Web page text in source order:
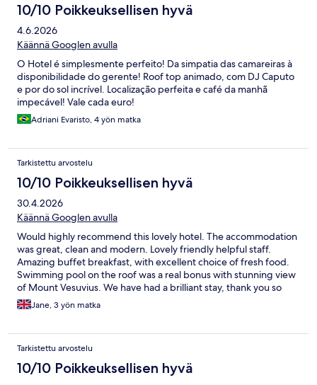
10/10 Poikkeuksellisen hyvä
4.6.2026
Käännä Googlen avulla
O Hotel é simplesmente perfeito! Da simpatia das camareiras à
disponibilidade do gerente! Roof top animado, com DJ Caputo
e por do sol incrível. Localização perfeita e café da manhã
impecável! Vale cada euro!
Adriani Evaristo, 4 yön matka
Tarkistettu arvostelu
10/10 Poikkeuksellisen hyvä
30.4.2026
Käännä Googlen avulla
Would highly recommend this lovely hotel. The accommodation
was great, clean and modern. Lovely friendly helpful staff.
Amazing buffet breakfast, with excellent choice of fresh food.
Swimming pool on the roof was a real bonus with stunning view
of Mount Vesuvius. We have had a brilliant stay, thank you so
much.Jane, 3 yön matka
Tarkistettu arvostelu
10/10 Poikkeuksellisen hyvä